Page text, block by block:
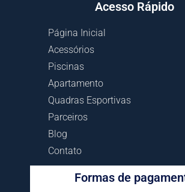
Acesso Rápido
Página Inicial
Acessórios
Piscinas
Apartamento
Quadras Esportivas
Parceiros
Blog
Contato
Formas de